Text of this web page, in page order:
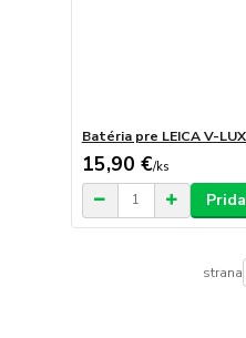
Batéria pre LEICA V-
15,90 €/ks
strana